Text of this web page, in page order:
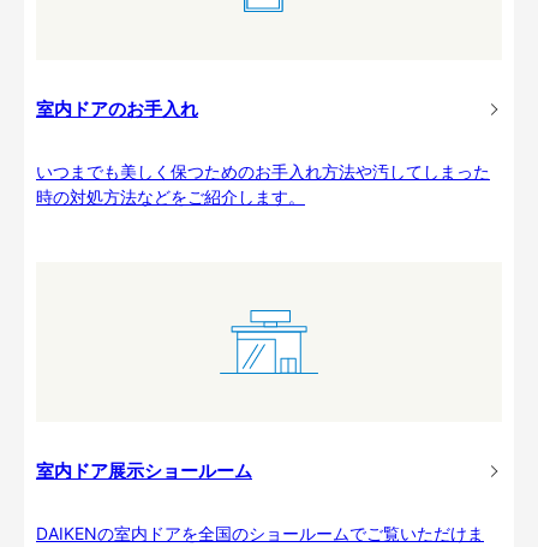
室内ドアのお手入れ
いつまでも美しく保つためのお手入れ方法や汚してしまった
時の対処方法などをご紹介します。
室内ドア展示ショールーム
DAIKENの室内ドアを全国のショールームでご覧いただけま